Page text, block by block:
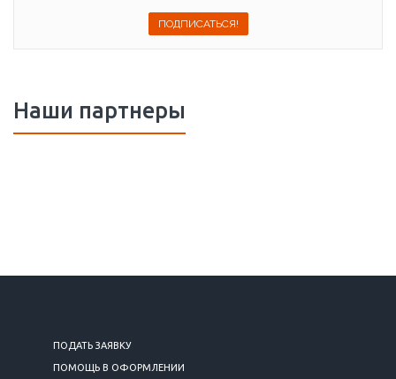
Наши партнеры
ПОДАТЬ ЗАЯВКУ
ПОМОЩЬ В ОФОРМЛЕНИИ